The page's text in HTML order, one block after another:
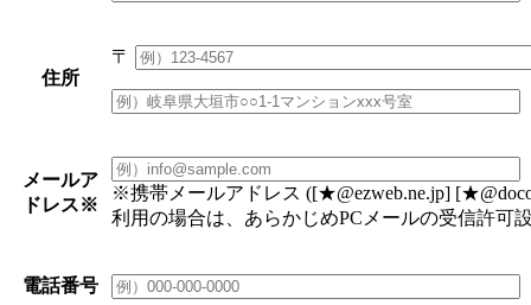
住所
〒
メールア
ドレス※
※携帯メールアドレス ([★@ezweb.ne.jp]
利用の場合は、あらかじめPCメールの受信許可
電話番号